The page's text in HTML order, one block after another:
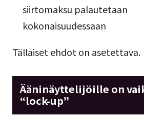
siirtomaksu palautetaan
kokonaisuudessaan
Tällaiset ehdot on asetettava.
Ääninäyttelijöille on
“lock-up”